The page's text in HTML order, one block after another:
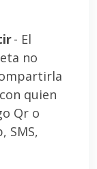
- El
no
quien
Qr o
SMS,